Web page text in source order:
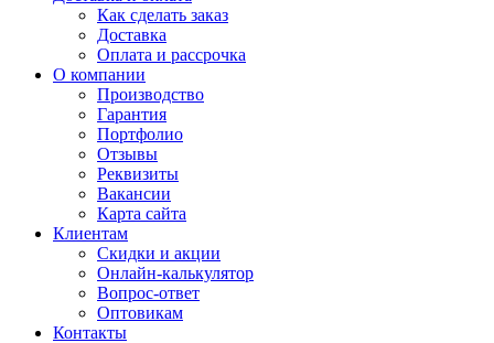
Как сделать заказ
Доставка
Оплата и рассрочка
О компании
Производство
Гарантия
Портфолио
Отзывы
Реквизиты
Вакансии
Карта сайта
Клиентам
Скидки и акции
Онлайн-калькулятор
Вопрос-ответ
Оптовикам
Контакты